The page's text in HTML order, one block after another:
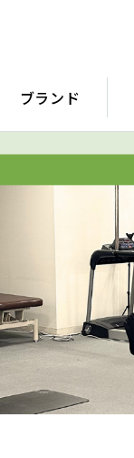
ブランド